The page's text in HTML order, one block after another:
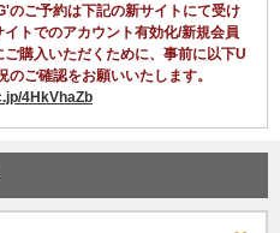
ご予約は下記の新サイトにて受け
トでのアカウント有効化/新規会員
購入いただくために、事前に以下U
ご確認をお願いいたします。
4HkVhaZb